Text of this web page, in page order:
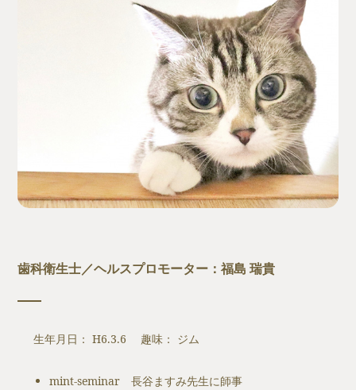
歯科衛生士／ヘルスプロモーター：福島 瑞貴
生年月日： H6.3.6 趣味： ジム
mint-seminar 長谷ますみ先生に師事